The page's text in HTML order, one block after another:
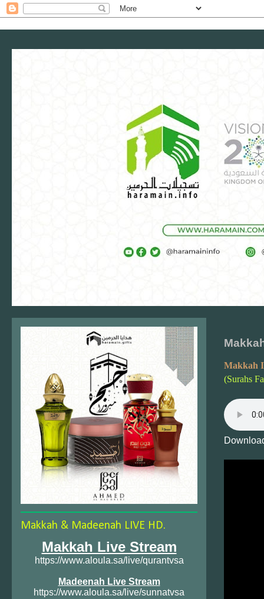
Makkah
(Surahs
Makkah & Madeenah LIVE HD.
Makkah Live Stream
https://www.aloula.sa/live/qurantvsa
Madeenah Live Stream
https://www.aloula.sa/live/sunnatvsa